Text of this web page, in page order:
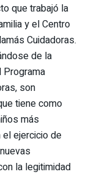
que trabajó la
y el Centro
Cuidadoras.
de la
Programa
son
tiene como
más
ejercicio de
la legitimidad